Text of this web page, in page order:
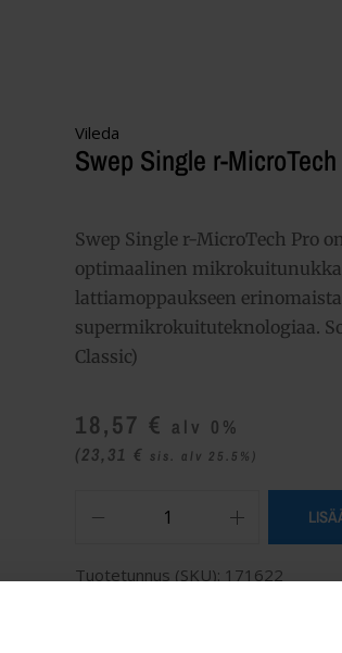
Vileda
Swep Single r-
Swep Single r-MicroTech Pro
optimaalinen
lattiamoppaukseen
supermikrokuituteknologiaa.
Classic)
18,57 € alv 0%
(23,31 € sis. alv 25.5%)
Tuotetunnus (SKU): 171622